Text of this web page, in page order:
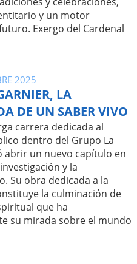
y un motor
Exergo del Cardenal
2025
LA
DE UN SABER VIVO
carrera dedicada al
dentro del Grupo La
abrir un nuevo capítulo en
y la
Su obra dedicada a la
la culminación de
que ha
su mirada sobre el mundo